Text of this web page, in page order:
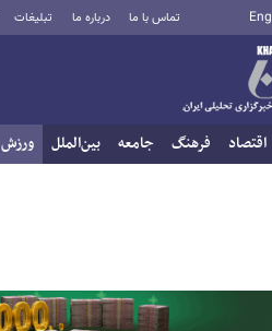
تماس با ما درباره ما تبلیغات
اقتصاد فرهنگ جامعه بین‌الملل ورزش